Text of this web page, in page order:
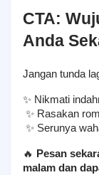
CTA:
Anda
Jangan tunda
✨ Nikmati
✨ Rasakan
✨ Serunya
🔥 Pesan
malam dan